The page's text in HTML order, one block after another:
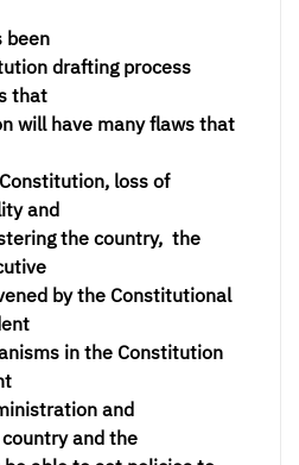
been
drafting process
that
will have many flaws that
loss of
and
the country, the
by the Constitutional
in the Constitution
and
and the